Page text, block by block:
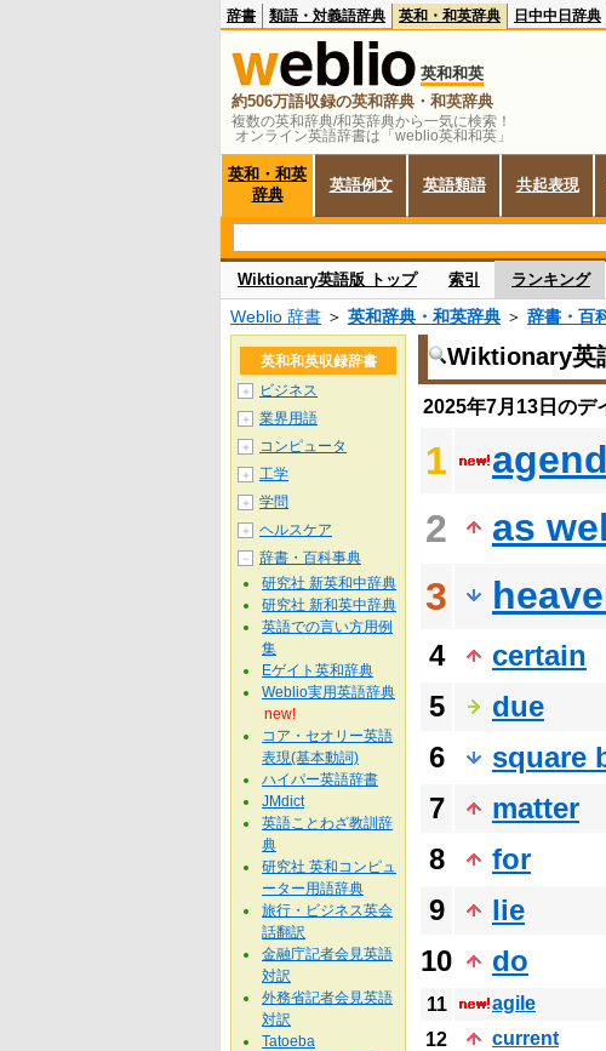
複数の英和辞典/和英辞典から一気に検索！
オンライン英語辞書は「weblio英和和英」
辞書 類語・対義語辞典 英和・和英辞典 日中中日辞典
英和和英
約506万語収録の英和辞典・和英辞典
英和・和英
辞典
英語例文 英語類語 共起表現
Wiktionary英語版 トップ 索引 ランキング
Weblio 辞書 ＞ 英和辞典・和英辞典 ＞ 辞書・百
Wiktionary英
2025年7月13日のデ
1
2
as
3
4
certain
5
due
6
square
7
matter
8
for
9
lie
10
do
11
agile
12
current
英和和英収録辞書
＋ ビジネス
＋ 業界用語
＋ コンピュータ
＋ 工学
＋ 学問
＋ ヘルスケア
－
辞書・百科事典
研究社 新英和中辞典
研究社 新和英中辞典
英語での言い方用例
集
Eゲイト英和辞典
Weblio実用英語辞典
new!
コア・セオリー英語
表現(基本動詞)
ハイパー英語辞書
JMdict
英語ことわざ教訓辞
典
研究社 英和コンピュ
ーター用語辞典
旅行・ビジネス英会
話翻訳
金融庁記者会見英語
対訳
外務省記者会見英語
対訳
Tatoeba